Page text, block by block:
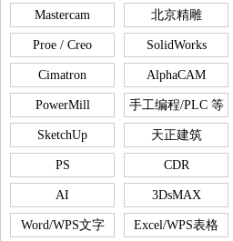
Mastercam 北京精雕
Proe / Creo SolidWorks
Cimatron AlphaCAM
PowerMill 手工编程/PLC 等
SketchUp 天正建筑
PS CDR
AI 3DsMAX
Word/WPS文字 Excel/WPS表格